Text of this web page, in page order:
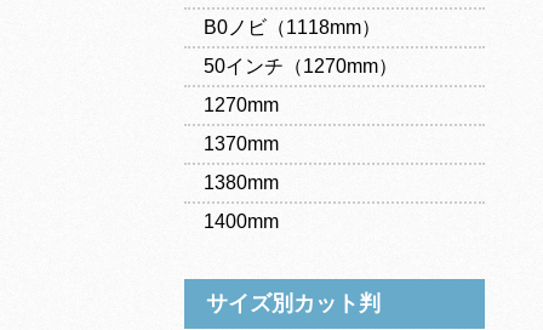
B0ノビ（1118mm）
50インチ（1270mm）
1270mm
1370mm
1380mm
1400mm
サイズ別カット判